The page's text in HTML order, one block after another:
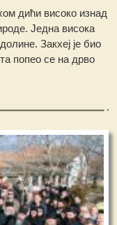
дићи високо изнад
Једна висока
Закхеј је био
попео се на дрво